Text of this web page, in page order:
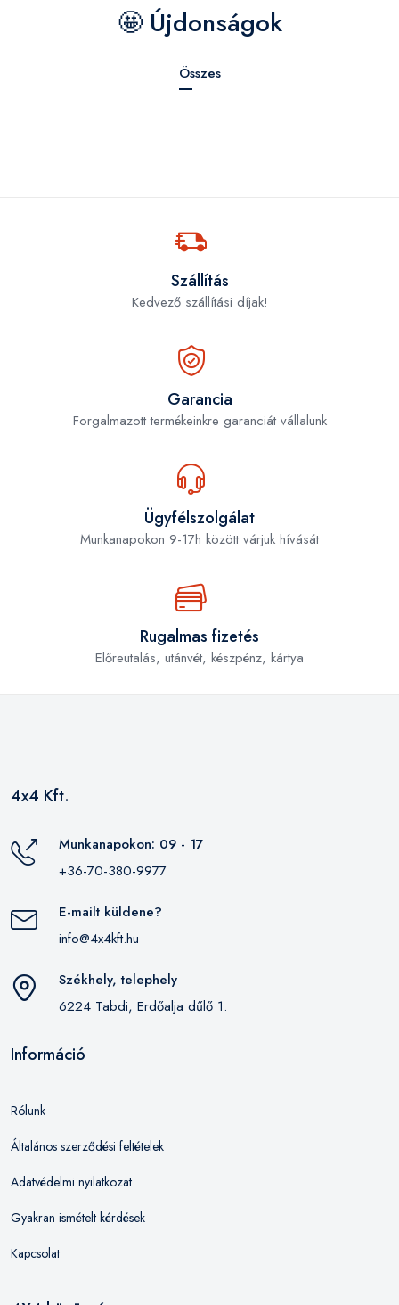
🤩 Újdonságok
Összes
Szállítás
Kedvező szállítási díjak!
Garancia
Forgalmazott termékeinkre garanciát vállalunk
Ügyfélszolgálat
Munkanapokon 9-17h között várjuk hívását
Rugalmas fizetés
Előreutalás, utánvét, készpénz, kártya
4x4 Kft.
Munkanapokon: 09 - 17
+36-70-380-9977
E-mailt küldene?
info@4x4kft.hu
Székhely, telephely
6224 Tabdi, Erdőalja dűlő 1.
Információ
Rólunk
Általános szerződési feltételek
Adatvédelmi nyilatkozat
Gyakran ismételt kérdések
Kapcsolat